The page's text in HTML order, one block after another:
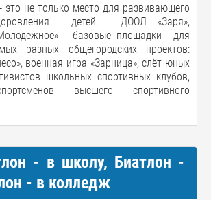
это не только место для развивающего
детей. ДООЛ «Заря»,
- базовые площадки для
разных общегородских проектов:
военная игра «Зарница», слёт юных
школьных спортивных клубов,
высшего спортивного
- в школу, Биатлон -
- в колледж